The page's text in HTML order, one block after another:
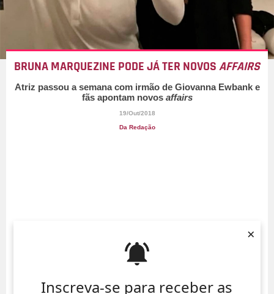
Inscreva-se para receber as
×
BRUNA MARQUEZINE PODE JÁ TER NOVOSAFFAIRS
Atriz passou a semana com irmão de Giovanna Ewbank e
fãs apontam novos affairs
19/Out/2018
Da Redação